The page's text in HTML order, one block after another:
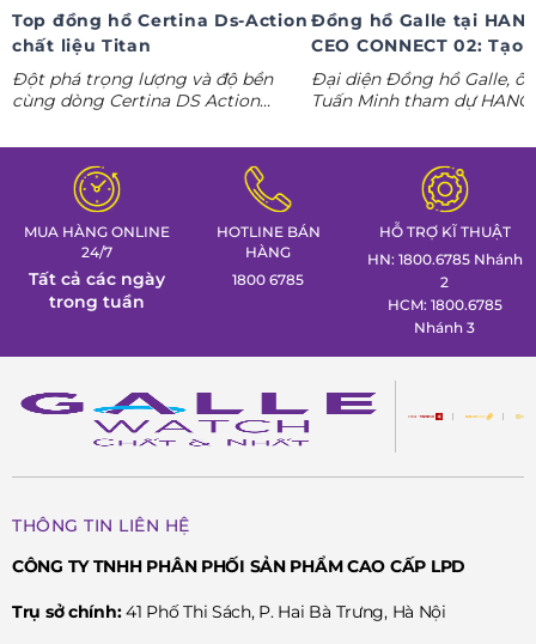
Top đồng hồ Certina Ds-Action
chất liệu Titan
Đột phá trọng lượng và độ bền
cùng dòng Certina DS Action
tác thể thao cá tính nhất trong
Tuần lễ đồng hồ Thụy Sỹ cùng
Đồng hồ Galle!
Đồng hồ Galle tại
CEO CONNECT 02: Tạo
phong thái lãnh đạo kỷ
nguyên AI
Đại diện Đồng hồ Galle,
Tuấn Minh tham dự
gian trưng bày đồng hồ
định hình phong thái lãnh
MUA HÀNG ONLINE
24/7
Tất cả các ngày
trong tuần
HOTLINE BÁN
HÀNG
1800 6785
HỖ TRỢ KĨ THUẬT
HN: 1800.6785 Nhánh
2
HCM: 1800.6785
Nhánh 3
THÔNG TIN LIÊN HỆ
CÔNG TY TNHH PHÂN PHỐI SẢN PHẨM CAO CẤP LPD
Trụ sở chính:41 Phố Thi Sách, P. Hai Bà Trưng, Hà Nội